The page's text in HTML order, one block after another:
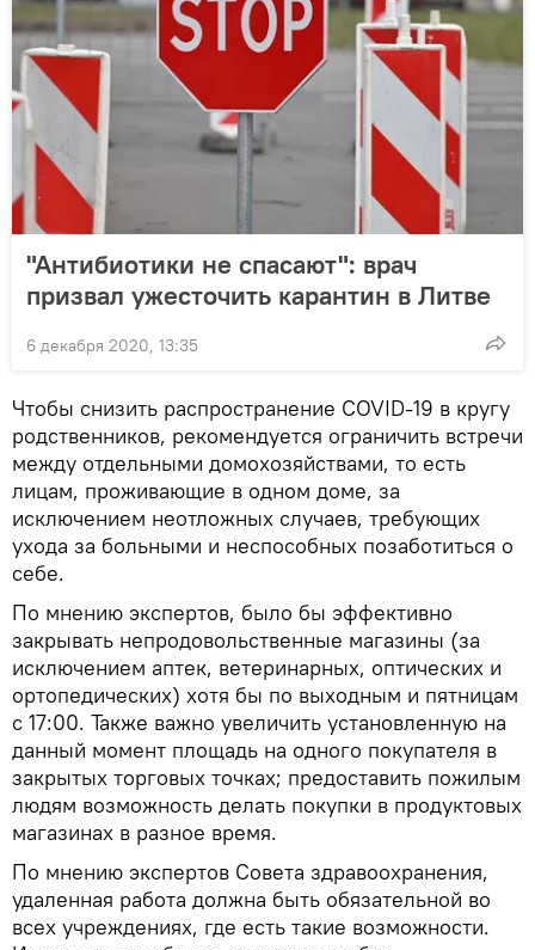
"Антибиотики не спасают": врач
призвал ужесточить карантин в Литве
6 декабря 2020, 13:35
Чтобы снизить распространение COVID-19 в кругу
родственников, рекомендуется ограничить встречи
между отдельными домохозяйствами, то есть
лицам, проживающие в одном доме, за
исключением неотложных случаев, требующих
ухода за больными и неспособных позаботиться о
себе.
По мнению экспертов, было бы эффективно
закрывать непродовольственные магазины (за
исключением аптек, ветеринарных, оптических и
ортопедических) хотя бы по выходным и пятницам
с 17:00. Также важно увеличить установленную на
данный момент площадь на одного покупателя в
закрытых торговых точках; предоставить пожилым
людям возможность делать покупки в продуктовых
магазинах в разное время.
По мнению экспертов Совета здравоохранения,
удаленная работа должна быть обязательной во
всех учреждениях, где есть такие возможности.